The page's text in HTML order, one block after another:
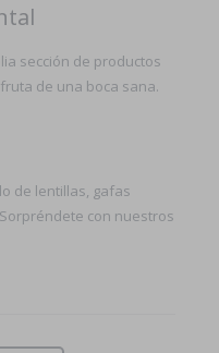
sección de productos
de una boca sana.
de lentillas, gafas
con nuestros